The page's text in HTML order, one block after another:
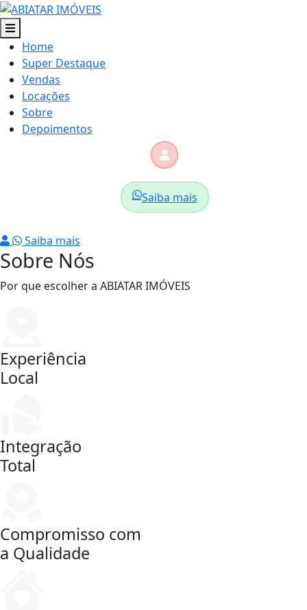
Home
Super Destaque
Vendas
Locações
Sobre
Depoimentos
Saiba mais
Saiba mais
Sobre Nós
Por que escolher a ABIATAR IMÓVEIS
Experiência
Local
Integração
Total
Compromisso com
a Qualidade